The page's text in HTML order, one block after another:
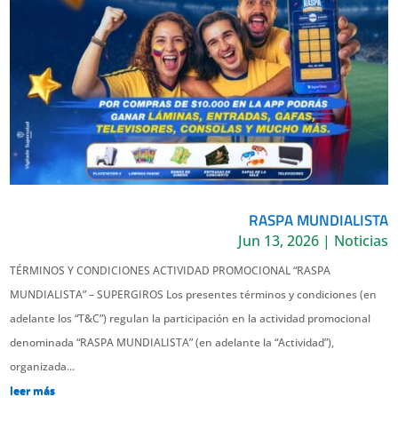
RASPA MUNDIALISTA
Jun 13, 2026| Noticias
TÉRMINOS Y CONDICIONES ACTIVIDAD PROMOCIONAL “RASPA
MUNDIALISTA” – SUPERGIROS Los presentes términos y condiciones (en
adelante los “T&C”) regulan la participación en la actividad promocional
denominada “RASPA MUNDIALISTA” (en adelante la “Actividad”),
organizada...
leer más